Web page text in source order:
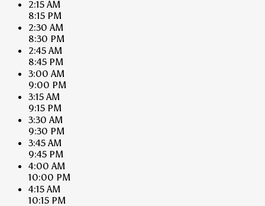
2:15 AM
8:15 PM
2:30 AM
8:30 PM
2:45 AM
8:45 PM
3:00 AM
9:00 PM
3:15 AM
9:15 PM
3:30 AM
9:30 PM
3:45 AM
9:45 PM
4:00 AM
10:00 PM
4:15 AM
10:15 PM